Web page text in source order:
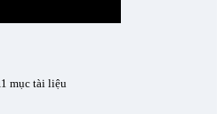
1 mục tài liệu